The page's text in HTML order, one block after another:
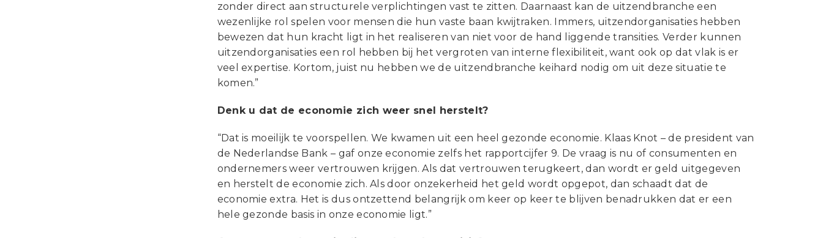
zonder direct aan structurele verplichtingen vast te zitten. Daarnaast kan de uitzendbranche een
wezenlijke rol spelen voor mensen die hun vaste baan kwijtraken. Immers, uitzendorganisaties hebben
bewezen dat hun kracht ligt in het realiseren van niet voor de hand liggende transities. Verder kunnen
uitzendorganisaties een rol hebben bij het vergroten van interne flexibiliteit, want ook op dat vlak is er
veel expertise. Kortom, juist nu hebben we de uitzendbranche keihard nodig om uit deze situatie te
komen.”
Denk u dat de economie zich weer snel herstelt?
“Dat is moeilijk te voorspellen. We kwamen uit een heel gezonde economie. Klaas Knot – de president van
de Nederlandse Bank – gaf onze economie zelfs het rapportcijfer 9. De vraag is nu of consumenten en
ondernemers weer vertrouwen krijgen. Als dat vertrouwen terugkeert, dan wordt er geld uitgegeven
en herstelt de economie zich. Als door onzekerheid het geld wordt opgepot, dan schaadt dat de
economie extra. Het is dus ontzettend belangrijk om keer op keer te blijven benadrukken dat er een
hele gezonde basis in onze economie ligt.”